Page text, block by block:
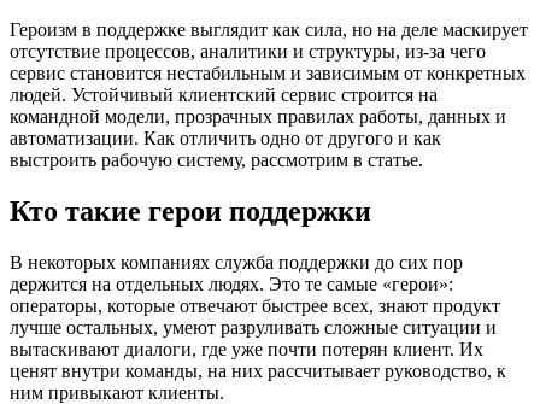
Героизм в поддержке выглядит как сила, но на деле маскирует
отсутствие процессов, аналитики и структуры, из-за чего
сервис становится нестабильным и зависимым от конкретных
людей. Устойчивый клиентский сервис строится на
командной модели, прозрачных правилах работы, данных и
автоматизации. Как отличить одно от другого и как
выстроить рабочую систему, рассмотрим в статье.
Кто такие герои поддержки
В некоторых компаниях служба поддержки до сих пор
держится на отдельных людях. Это те самые «герои»:
операторы, которые отвечают быстрее всех, знают продукт
лучше остальных, умеют разруливать сложные ситуации и
вытаскивают диалоги, где уже почти потерян клиент. Их
ценят внутри команды, на них рассчитывает руководство, к
ним привыкают клиенты.